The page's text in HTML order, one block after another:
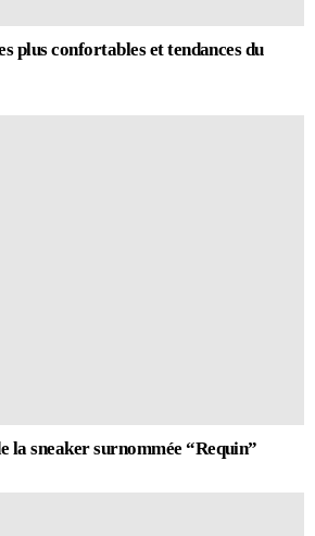
plus confortables et tendances du
la sneaker surnommée “Requin”